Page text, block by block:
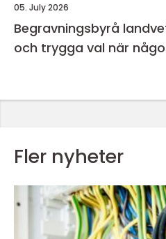
05. July 2026
Begravningsbyrå landvetter stöd,
och trygga val när
Fler nyheter